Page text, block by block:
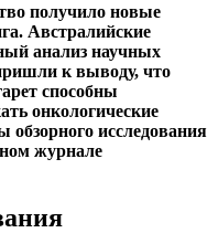
получило новые
Австралийские
анализ научных
к выводу, что
способны
онкологические
обзорного исследования
журнале